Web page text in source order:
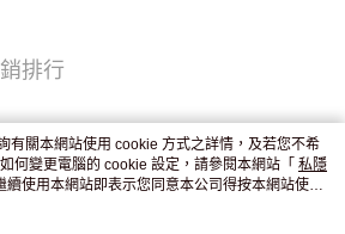
排行
有關本網站使用 cookie 方式之詳情，及若您不希
何變更電腦的 cookie 設定，請參閱本網站「 私隱
續使用本網站即表示您同意本公司得按本網站使用
。